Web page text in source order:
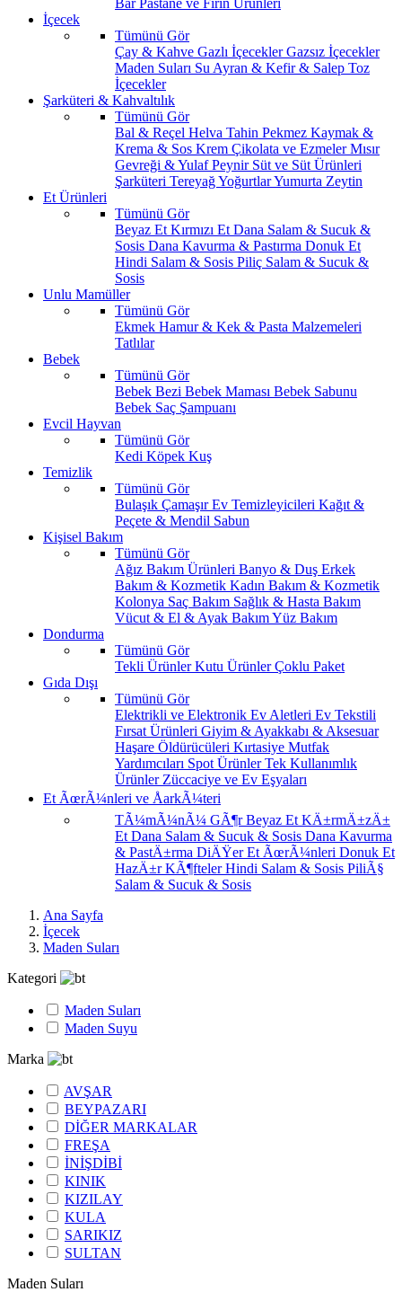
İçecek
Tümünü Gör
Çay & Kahve Gazlı İçeceklerGazsız İçecekler
Maden Suları Su Ayran & Kefir & Salep Toz
İçecekler
Şarküteri & Kahvaltılık
Tümünü Gör
Bal & Reçel Helva Tahin Pekmez Kaymak &
Krema & Sos Krem Çikolata ve EzmelerMısır
Gevreği & YulafPeynir Süt ve Süt Ürünleri
Şarküteri TereyağYoğurtlarYumurta Zeytin
Et Ürünleri
Tümünü Gör
Beyaz Et Kırmızı Et Dana Salam & Sucuk &
Sosis Dana Kavurma & Pastırma Donuk Et
Hindi Salam & Sosis Piliç Salam & Sucuk &
Sosis
Unlu Mamüller
Tümünü Gör
Ekmek Hamur & Kek & Pasta Malzemeleri
Tatlılar
Bebek
Tümünü Gör
Bebek Bezi Bebek Maması Bebek Sabunu
Bebek Saç Şampuanı
Evcil Hayvan
Tümünü Gör
Kedi Köpek Kuş
Temizlik
Tümünü Gör
Bulaşık ÇamaşırEv Temizleyicileri Kağıt &
Peçete & Mendil Sabun
Kişisel Bakım
Tümünü Gör
Ağız Bakım Ürünleri Banyo & Duş Erkek
Bakım & Kozmetik Kadın Bakım & Kozmetik
Kolonya Saç Bakım Sağlık & Hasta Bakım
Vücut & El & Ayak BakımYüz Bakım
Dondurma
Tümünü Gör
Tekli ÜrünlerKutu ÜrünlerÇoklu Paket
Gıda Dışı
Tümünü Gör
Elektrikli ve Elektronik Ev Aletleri Ev Tekstili
Fırsat Ürünleri Giyim & Ayakkabı & Aksesuar
Haşare Öldürücüleri Kırtasiye Mutfak
Yardımcıları Spot ÜrünlerTek Kullanımlık
Ürünler Züccaciye ve Ev Eşyaları
Et ÃœrÃ¼nleri ve ÅarkÃ¼teri
TÃ¼mÃ¼nÃ¼ GÃ¶rBeyaz Et KÄ±rmÄ±zÄ±
Et Dana Salam & Sucuk & Sosis Dana Kavurma
& PastÄ±rma DiÄŸer Et ÃœrÃ¼nleri Donuk Et
HazÄ±r KÃ¶ftelerHindi Salam & Sosis PiliÃ§
Salam & Sucuk & Sosis
Ana Sayfa
İçecek
Maden Suları
Kategori
Maden Suları
Maden Suyu
Marka
AVŞAR
BEYPAZARI
DİĞER MARKALAR
FREŞA
İNİŞDİBİ
KINIK
KIZILAY
KULA
SARIKIZ
SULTAN
Maden Suları